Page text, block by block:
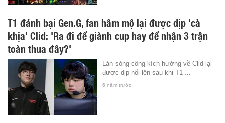
T1 đánh bại Gen.G, fan hâm mộ lại được dịp 'cà
khịa' Clid: 'Ra đi để giành cup hay để nhận 3 trận
toàn thua đây?'
Làn sóng công kích hướng về Clid lại
được dịp nổi lên sau khi T1 ...
6 năm trước